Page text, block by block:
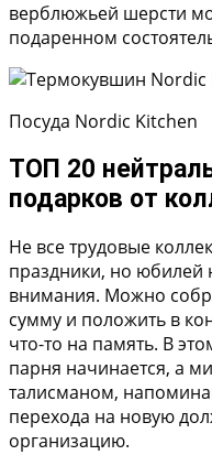
верблюжьей шерсти
подаренном
Посуда Nordic Kitchen
ТОП 20
подарков от
Не все трудовые
праздники, но юбилей
внимания. Можно
сумму и положить в
что-то на память. В
парня начинается, а
талисманом,
перехода на новую
организацию.